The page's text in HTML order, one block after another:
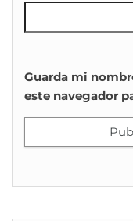
Guarda mi
este navegador